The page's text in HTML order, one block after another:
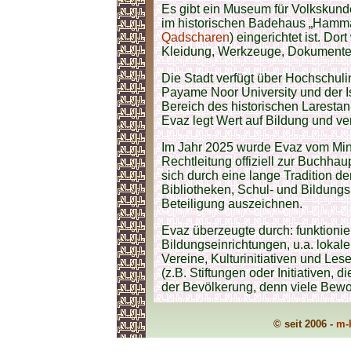
Es gibt ein Museum für
im historischen Badehaus
Qadscharen) eingerichtet ist.
Kleidung, Werkzeuge,
Die Stadt verfügt über
Payame Noor University und der
Bereich des historischen
Evaz legt Wert auf Bildung und
Im Jahr 2025 wurde Evaz vom
Rechtleitung offiziell zur
sich durch eine lange Tradition
Bibliotheken, Schul- und
Beteiligung auszeichnen.
Evaz überzeugte durch:
Bildungseinrichtungen, u.a.
Vereine, Kulturinitiativen und
(z.B. Stiftungen oder Initiativen,
der Bevölkerung, denn viele
© seit 2006 -